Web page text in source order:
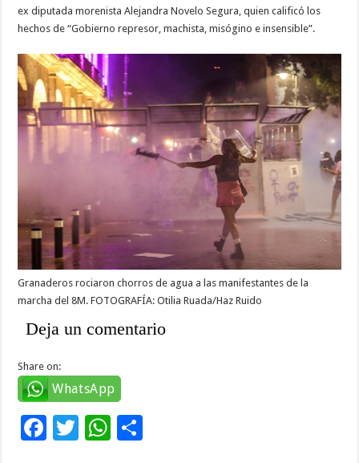
ex diputada morenista Alejandra Novelo Segura, quien calificó los
hechos de “Gobierno represor, machista, misógino e insensible”.
Granaderos rociaron chorros de agua a las manifestantes de la
marcha del 8M. FOTOGRAFÍA: Otilia Ruada/Haz Ruido
Deja un comentario
Share on:
WhatsApp
F
T
W